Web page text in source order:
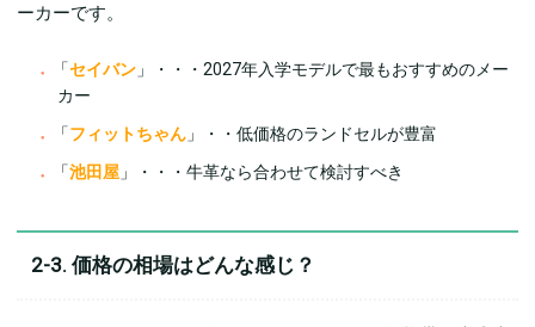
ーカーです。
「セイバン 」・・・2027年入学モデルで最もおすすめのメー
カー
「フィットちゃん 」・・低価格のランドセルが豊富
「池田屋 」・・・牛革なら合わせて検討すべき
2-3. 価格の相場はどんな感じ？